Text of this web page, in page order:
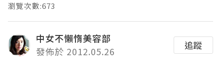
瀏覽次數:673
中女不懶惰美容部
發佈於 2012.05.26
追蹤